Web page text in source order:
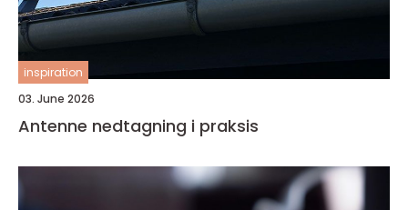
inspiration
03. June 2026
Antenne nedtagning i praksis